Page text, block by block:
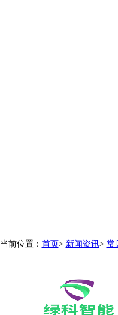
当前位置： 首页> 新闻资讯> 常